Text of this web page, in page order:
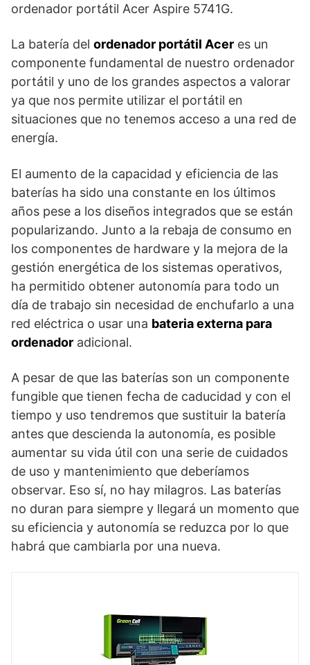
ordenador portátil Acer Aspire 5741G.
La batería del ordenador portátil Acer es un
componente fundamental de nuestro ordenador
portátil y uno de los grandes aspectos a valorar
ya que nos permite utilizar el portátil en
situaciones que no tenemos acceso a una red de
energía.
El aumento de la capacidad y eficiencia de las
baterías ha sido una constante en los últimos
años pese a los diseños integrados que se están
popularizando. Junto a la rebaja de consumo en
los componentes de hardware y la mejora de la
gestión energética de los sistemas operativos,
ha permitido obtener autonomía para todo un
día de trabajo sin necesidad de enchufarlo a una
red eléctrica o usar una bateria externa para
ordenador adicional.
A pesar de que las baterías son un componente
fungible que tienen fecha de caducidad y con el
tiempo y uso tendremos que sustituir la batería
antes que descienda la autonomía, es posible
aumentar su vida útil con una serie de cuidados
de uso y mantenimiento que deberíamos
observar. Eso sí, no hay milagros. Las baterías
no duran para siempre y llegará un momento que
su eficiencia y autonomía se reduzca por lo que
habrá que cambiarla por una nueva.